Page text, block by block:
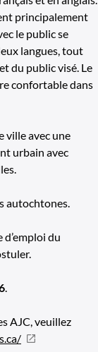
principalement
le public se
langues, tout
du public visé. Le
confortable dans
ville avec une
urbain avec
autochtones.
d’emploi du
.
AJC, veuillez